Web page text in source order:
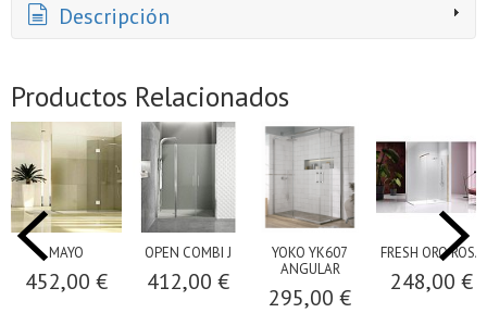
Descripción
Productos Relacionados
MAYO
452,00 €
OPEN COMBI J
412,00 €
YOKO YK607
ANGULAR
295,00 €
FRESH ORO ROSA
248,00 €